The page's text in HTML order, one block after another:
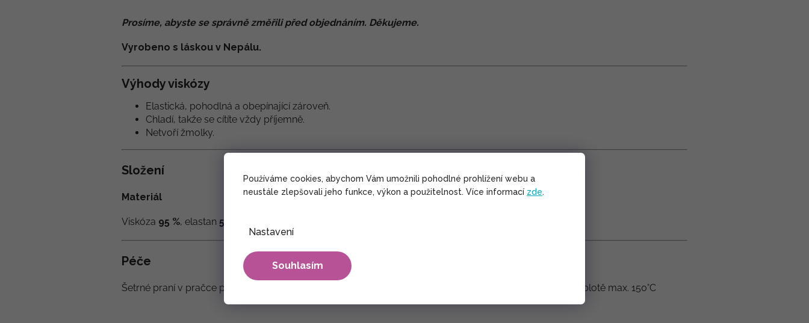
Používáme cookies, abychom Vám umožnili pohodlné prohlížení webu a
neustále zlepšovali jeho funkce, výkon a použitelnost. Více informací zde.
Nastavení
Souhlasím
Prosíme, abyste se správně změřili před objednáním. Děkujeme.
Vyrobeno s láskou v Nepálu.
Výhody viskózy
Elastická, pohodlná a obepínající zároveň.
Chladí, takže se cítíte vždy příjemně.
Netvoří žmolky.
Složení
Materiál
Viskóza 95 %, elastan 5 %
Péče
Šetrné praní v pračce při teplotě max. 30°C. Nesmí se bělit. Sušení výrobku nejlépe ve stínu. Žehlení při teplotě max. 150°C